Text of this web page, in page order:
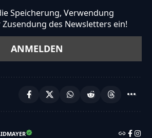
Speicherung, Verwendung
des Newsletters ein!